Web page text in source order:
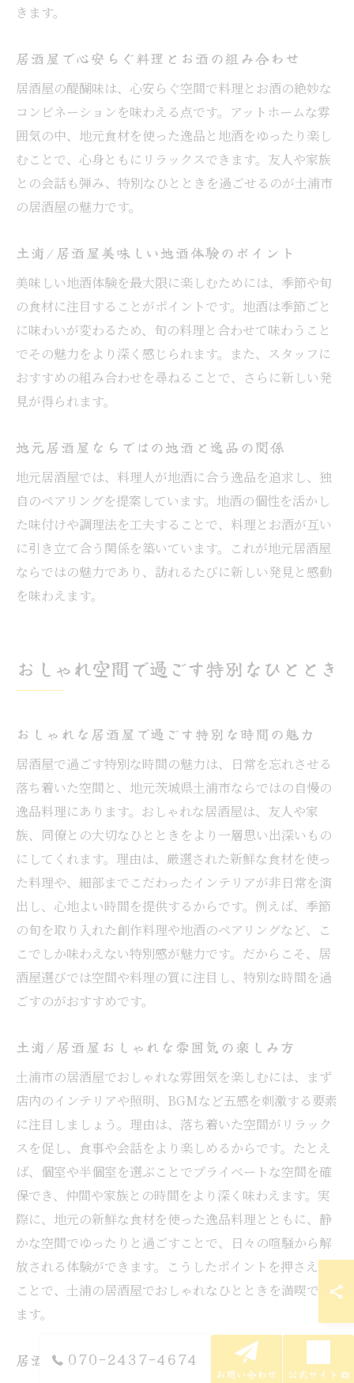
きます。
居酒屋で心安らぐ料理とお酒の組み合わせ
居酒屋の醍醐味は、心安らぐ空間で料理とお酒の絶妙な
コンビネーションを味わえる点です。アットホームな雰
囲気の中、地元食材を使った逸品と地酒をゆったり楽し
むことで、心身ともにリラックスできます。友人や家族
との会話も弾み、特別なひとときを過ごせるのが土浦市
の居酒屋の魅力です。
土浦/居酒屋美味しい地酒体験のポイント
美味しい地酒体験を最大限に楽しむためには、季節や旬
の食材に注目することがポイントです。地酒は季節ごと
に味わいが変わるため、旬の料理と合わせて味わうこと
でその魅力をより深く感じられます。また、スタッフに
おすすめの組み合わせを尋ねることで、さらに新しい発
見が得られます。
地元居酒屋ならではの地酒と逸品の関係
地元居酒屋では、料理人が地酒に合う逸品を追求し、独
自のペアリングを提案しています。地酒の個性を活かし
た味付けや調理法を工夫することで、料理とお酒が互い
に引き立て合う関係を築いています。これが地元居酒屋
ならではの魅力であり、訪れるたびに新しい発見と感動
を味わえます。
おしゃれ空間で過ごす特別なひととき
おしゃれな居酒屋で過ごす特別な時間の魅力
居酒屋で過ごす特別な時間の魅力は、日常を忘れさせる
落ち着いた空間と、地元茨城県土浦市ならではの自慢の
逸品料理にあります。おしゃれな居酒屋は、友人や家
族、同僚との大切なひとときをより一層思い出深いもの
にしてくれます。理由は、厳選された新鮮な食材を使っ
た料理や、細部までこだわったインテリアが非日常を演
出し、心地よい時間を提供するからです。例えば、季節
の旬を取り入れた創作料理や地酒のペアリングなど、こ
こでしか味わえない特別感が魅力です。だからこそ、居
酒屋選びでは空間や料理の質に注目し、特別な時間を過
ごすのがおすすめです。
土浦/居酒屋おしゃれな雰囲気の楽しみ方
土浦市の居酒屋でおしゃれな雰囲気を楽しむには、まず
店内のインテリアや照明、BGMなど五感を刺激する要素
に注目しましょう。理由は、落ち着いた空間がリラック
スを促し、食事や会話をより楽しめるからです。たとえ
ば、個室や半個室を選ぶことでプライベートな空間を確
保でき、仲間や家族との時間をより深く味わえます。実
際に、地元の新鮮な食材を使った逸品料理とともに、静
かな空間でゆったりと過ごすことで、日々の喧騒から解
放される体験ができます。こうしたポイントを押さえる
ことで、土浦の居酒屋でおしゃれなひとときを満喫でき
ます。
居酒屋のおしゃれ空間が人気の理由とは
070-2437-4674
お問い合わせ 公式サイト